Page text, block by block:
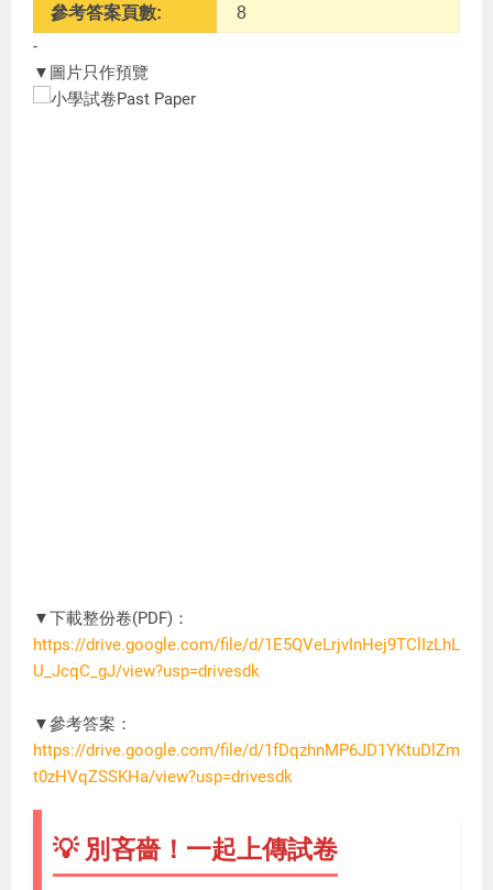
參考答案頁數: 8
-
▼圖片只作預覽
▼下載整份卷(PDF)：
https://drive.google.com/file/d/1E5QVeLrjvInHej9TClIzLhL
U_JcqC_gJ/view?usp=drivesdk
▼參考答案：
https://drive.google.com/file/d/1fDqzhnMP6JD1YKtuDlZm
t0zHVqZSSKHa/view?usp=drivesdk
💡 別吝嗇！一起上傳試卷